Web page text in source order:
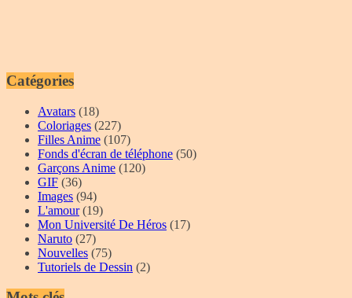
Catégories
Avatars (18)
Coloriages (227)
Filles Anime (107)
Fonds d'écran de téléphone (50)
Garçons Anime (120)
GIF (36)
Images (94)
L'amour(19)
Mon Université De Héros (17)
Naruto (27)
Nouvelles (75)
Tutoriels de Dessin (2)